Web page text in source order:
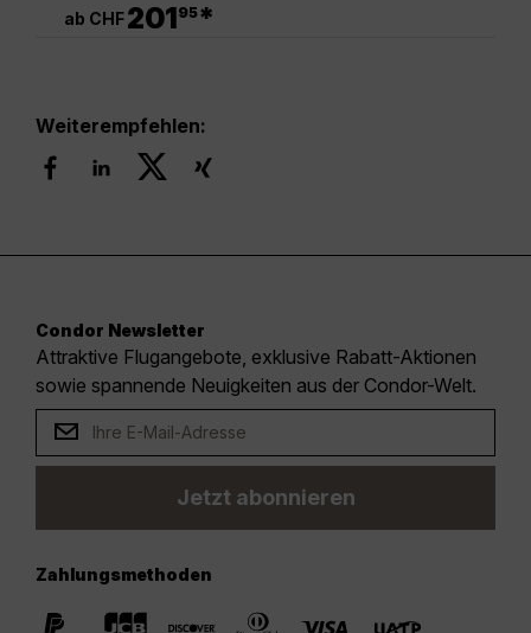
ab CHF20195*
Weiterempfehlen:
Condor Newsletter
Attraktive Flugangebote, exklusive Rabatt-Aktionen
sowie spannende Neuigkeiten aus der Condor-Welt.
Jetzt abonnieren
Zahlungsmethoden